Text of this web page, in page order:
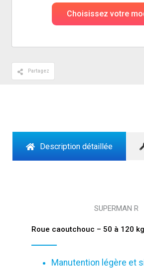
Choisissez votre
Partagez
Description détaillée
SUPERMAN R
Roue caoutchouc – 50 à 120 kg
Manutention légère et